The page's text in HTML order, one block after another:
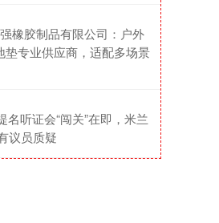
橡胶制品有限公司：户外
专业供应商，适配多场景
名听证会“闯关”在即，米兰
议员质疑